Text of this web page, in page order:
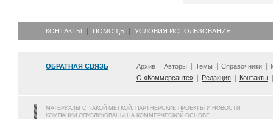
КОНТАКТЫ ПОМОЩЬ УСЛОВИЯ ИСПОЛЬЗОВАНИЯ
ОБРАТНАЯ СВЯЗЬ Архив Авторы Темы Справочники
О «Коммерсанте»
Редакция Контакты
МАТЕРИАЛЫ С ТАКОЙ МЕТКОЙ, ПАРТНЕРСКИЕ ПРОЕКТЫ И НОВОСТИ
КОМПАНИЙ ОПУБЛИКОВАНЫ НА КОММЕРЧЕСКОЙ ОСНОВЕ